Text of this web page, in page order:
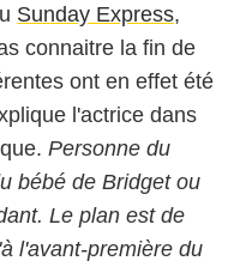
Sunday Express,
connaitre la fin de
ont en effet été
l'actrice dans
Personne du
bébé de Bridget ou
Le plan est de
l'avant-première du